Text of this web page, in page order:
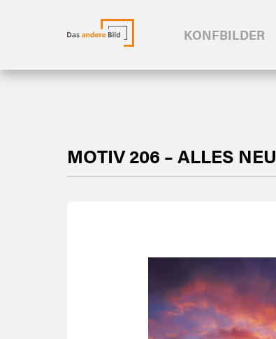
KONFBILDER
MOTIV 206 – ALLES NEU